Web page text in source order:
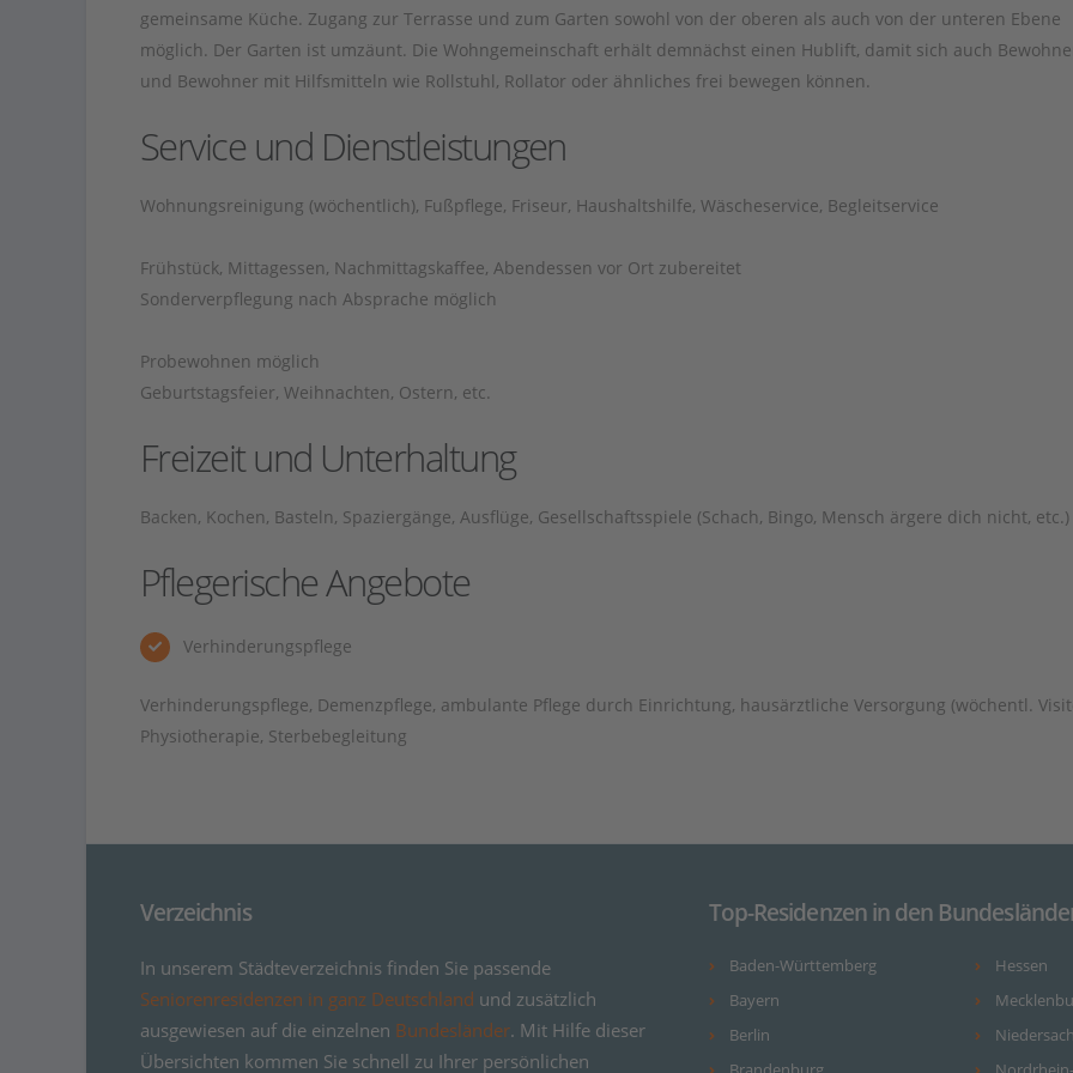
gemeinsame Küche. Zugang zur Terrasse und zum Garten sowohl von der oberen als auch von der unteren Ebene
möglich. Der Garten ist umzäunt. Die Wohngemeinschaft erhält demnächst einen Hublift, damit sich auch
und Bewohner mit Hilfsmitteln wie Rollstuhl, Rollator oder ähnliches frei bewegen können.
Service und Dienstleistungen
Wohnungsreinigung (wöchentlich), Fußpflege, Friseur, Haushaltshilfe, Wäscheservice, Begleitservice
Frühstück, Mittagessen, Nachmittagskaffee, Abendessen vor Ort zubereitet
Sonderverpflegung nach Absprache möglich
Probewohnen möglich
Geburtstagsfeier, Weihnachten, Ostern, etc.
Freizeit und Unterhaltung
Backen, Kochen, Basteln, Spaziergänge, Ausflüge, Gesellschaftsspiele (Schach, Bingo, Mensch ärgere dich nicht, etc.)
Pflegerische Angebote
Verhinderungspflege
Verhinderungspflege, Demenzpflege, ambulante Pflege durch Einrichtung, hausärztliche Versorgung (wöchentl.
Physiotherapie, Sterbebegleitung
Verzeichnis
In unserem Städteverzeichnis finden Sie passende
Seniorenresidenzen in ganz Deutschland und zusätzlich
ausgewiesen auf die einzelnen Bundesländer. Mit Hilfe dieser
Übersichten kommen Sie schnell zu Ihrer persönlichen
Top-Residenzen in den
Baden-Württemberg
Bayern
Berlin
Hessen